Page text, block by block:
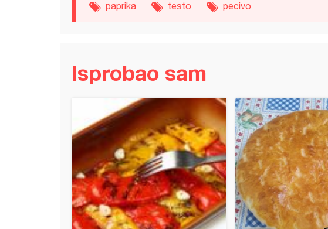
paprika testo pecivo
Isprobao sam
parčad i Pletenica sa čokoladom